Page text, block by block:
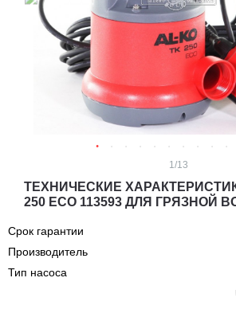
1 /13
ТЕХНИЧЕСКИЕ
250 ECO 113593 ДЛЯ ГРЯЗНОЙ
Срок гарантии
Производитель
Тип насоса